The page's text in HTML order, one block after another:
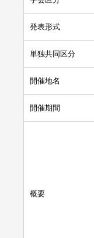
発表形式
単独共同区分
開催地名
開催期間
概要